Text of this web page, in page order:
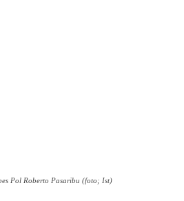
Pol Roberto Pasaribu (foto; Ist)